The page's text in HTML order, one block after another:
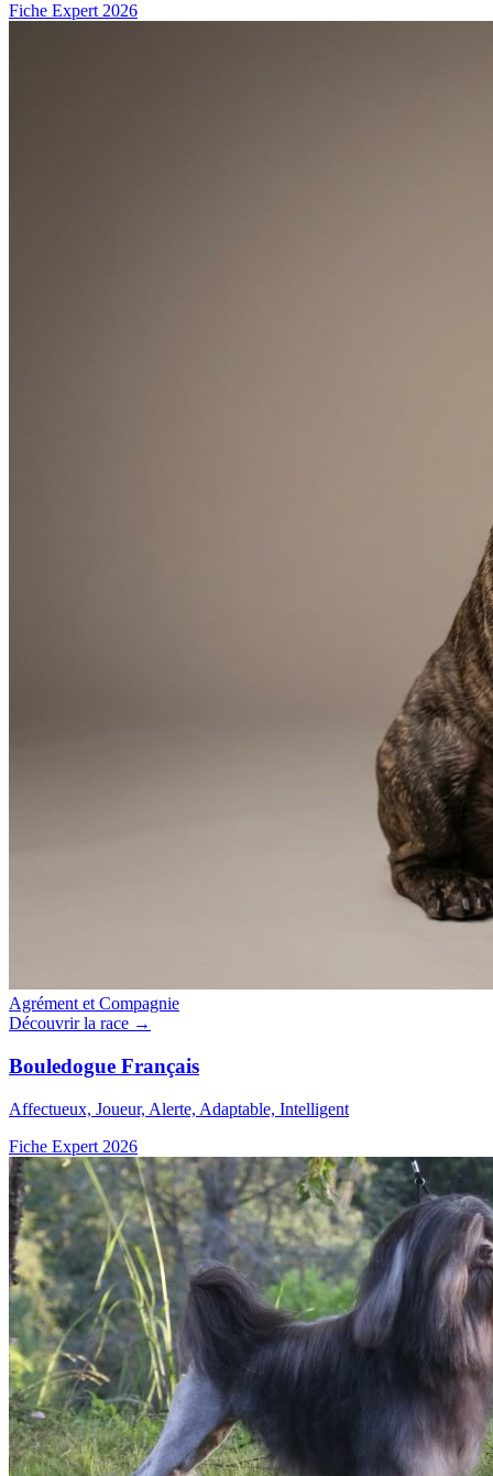
Fiche Expert 2026
Agrément et Compagnie
Découvrir la race →
Bouledogue Français
Affectueux, Joueur, Alerte, Adaptable, Intelligent
Fiche Expert 2026